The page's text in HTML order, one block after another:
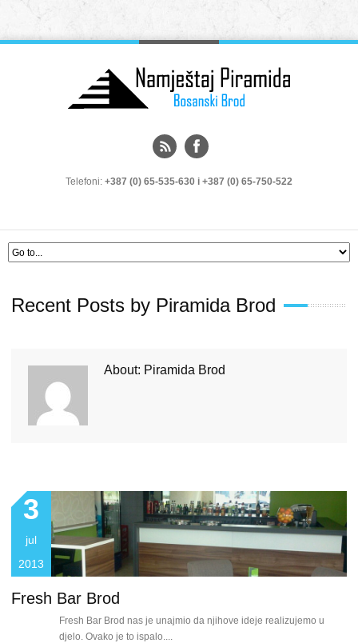
Telefoni: +387 (0) 65-535-630 i +387 (0) 65-750-522
Recent Posts by Piramida Brod
About: Piramida Brod
3
jul
2013
Fresh Bar Brod
Fresh Bar Brod nas je unajmio da njihove ideje realizujemo u
djelo. Ovako je to ispalo....